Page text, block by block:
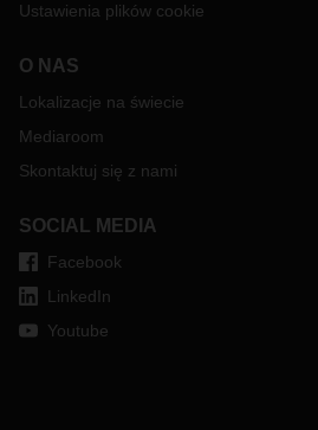
Ustawienia plików cookie
O NAS
Lokalizacje na świecie
Mediaroom
Skontaktuj się z nami
SOCIAL MEDIA
Facebook
LinkedIn
Youtube